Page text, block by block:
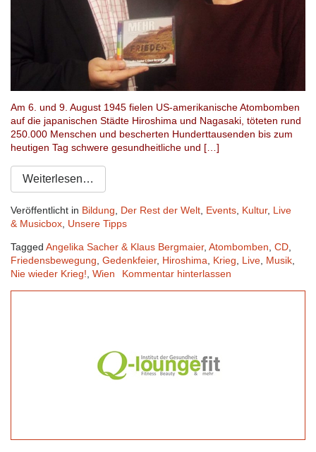
Am 6. und 9. August 1945 fielen US-amerikanische Atombomben
auf die japanischen Städte Hiroshima und Nagasaki, töteten rund
250.000 Menschen und bescherten Hunderttausenden bis zum
heutigen Tag schwere gesundheitliche und […]
Weiterlesen…
Veröffentlicht in Bildung Der Rest der Welt Events Kultur, Live
& Musicbox Unsere Tipps
Tagged Angelika Sacher & Klaus Bergmaier, Atombomben CD
Friedensbewegung Gedenkfeier, Hiroshima Krieg Live Musik
Nie wieder Krieg! Wien Kommentar hinterlassen